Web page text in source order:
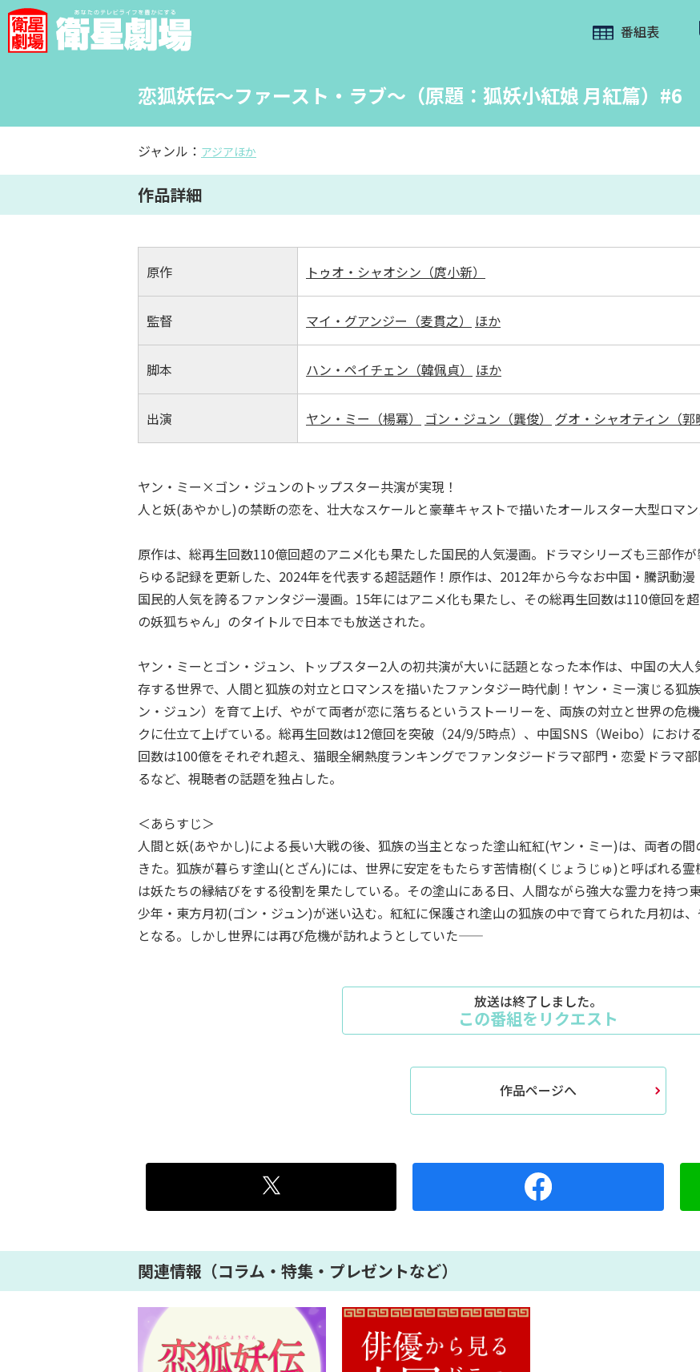
番組表
恋狐妖伝～ファースト・ラブ～（原題：狐妖小紅娘 月紅篇）#6
ジャンル： アジアほか
作品詳細
原作 トゥオ・シャオシン（庹小新）
監督 マイ・グアンジー（麦貫之） ほか
脚本 ハン・ペイチェン（韓佩貞） ほか
出演 ヤン・ミー（楊冪） ゴン・ジュン（龔俊） グオ・シャオティン（郭
ヤン・ミー×ゴン・ジュンのトップスター共演が実現！
人と妖(あやかし)の禁断の恋を、壮大なスケールと豪華キャストで描いたオールスター大型ロマ
原作は、総再生回数110億回超のアニメ化も果たした国民的人気漫画。ドラマシリーズも三部作
らゆる記録を更新した、2024年を代表する超話題作！原作は、2012年から今なお中国・騰訊動
国民的人気を誇るファンタジー漫画。15年にはアニメ化も果たし、その総再生回数は110億回を
の妖狐ちゃん」のタイトルで日本でも放送された。
ヤン・ミーとゴン・ジュン、トップスター2人の初共演が大いに話題となった本作は、中国の大
存する世界で、人間と狐族の対立とロマンスを描いたファンタジー時代劇！ヤン・ミー演じる狐
ン・ジュン）を育て上げ、やがて両者が恋に落ちるというストーリーを、両族の対立と世界の危
クに仕立て上げている。総再生回数は12億回を突破（24/9/5時点）、中国SNS（Weibo）におけ
回数は100億をそれぞれ超え、猫眼全網熱度ランキングでファンタジードラマ部門・恋愛ドラマ
るなど、視聴者の話題を独占した。
＜あらすじ＞
人間と妖(あやかし)による長い大戦の後、狐族の当主となった塗山紅紅(ヤン・ミー)は、両者の
きた。狐族が暮らす塗山(とざん)には、世界に安定をもたらす苦情樹(くじょうじゅ)と呼ばれる
は妖たちの縁結びをする役割を果たしている。その塗山にある日、人間ながら強大な霊力を持つ
少年・東方月初(ゴン・ジュン)が迷い込む。紅紅に保護され塗山の狐族の中で育てられた月初は
となる。しかし世界には再び危機が訪れようとしていた――
放送は終了しました。
この番組をリクエスト
作品ページへ
関連情報（コラム・特集・プレゼントなど）